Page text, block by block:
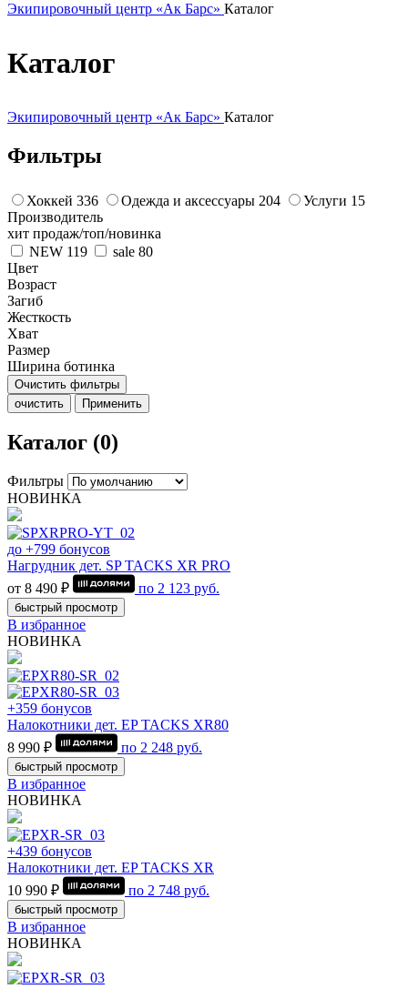
Экипировочный центр «Ак Барс» Каталог
Каталог
Экипировочный центр «Ак Барс» Каталог
Фильтры
Хоккей 336 Одежда и аксессуары 204 Услуги 15
Производитель
хит продаж/топ/новинка
NEW 119 sale 80
Цвет
Возраст
Загиб
Жесткость
Хват
Размер
Ширина ботинка
Очистить фильтры
очистить
Применить
Каталог (0)
Фильтры
НОВИНКА
до +799 бонусов
Нагрудник дет. SP TACKS XR PRO
от 8 490 ₽
по 2 123 руб.
быстрый просмотр
В избранное
НОВИНКА
+359 бонусов
Налокотники дет. EP TACKS XR80
8 990 ₽
по 2 248 руб.
быстрый просмотр
В избранное
НОВИНКА
+439 бонусов
Налокотники дет. EP TACKS XR
10 990 ₽
по 2 748 руб.
быстрый просмотр
В избранное
НОВИНКА